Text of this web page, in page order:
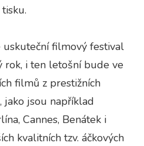
uskuteční filmový festival
rok, i ten letošní bude ve
filmů z prestižních
jako jsou například
Cannes, Benátek i
kvalitních tzv. áčkových